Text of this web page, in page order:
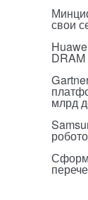
свои
DRAM
млрд